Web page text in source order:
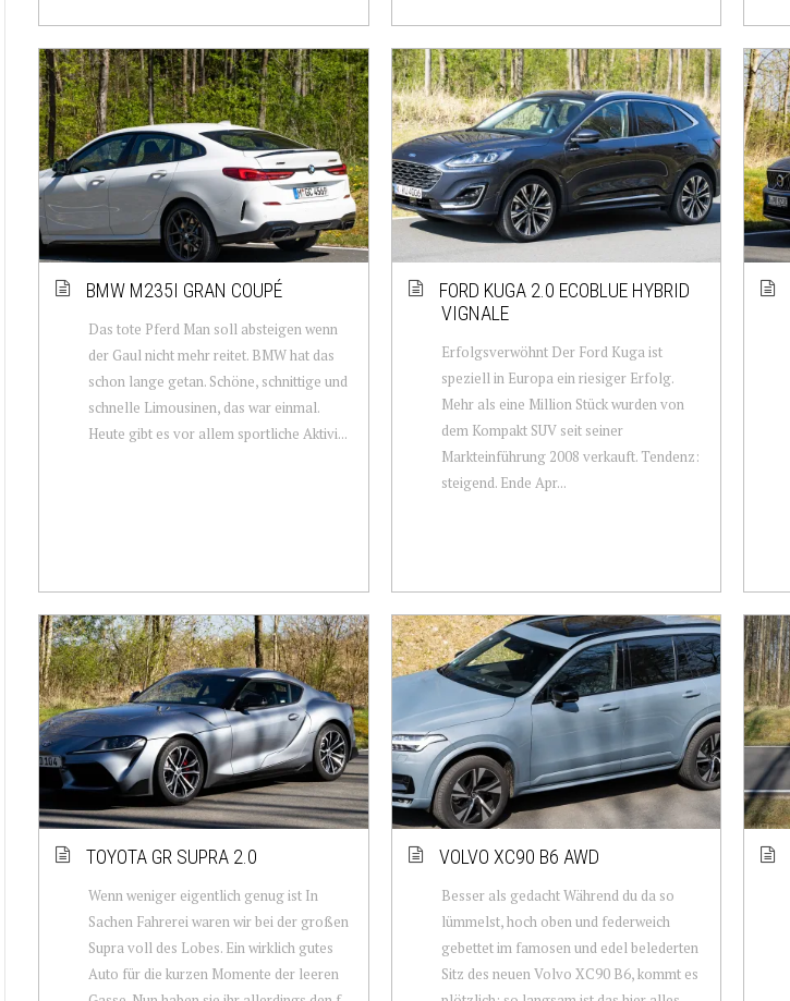
BMW M235I GRAN COUPÉ
Das tote Pferd Man soll absteigen wenn
der Gaul nicht mehr reitet. BMW hat das
schon lange getan. Schöne, schnittige und
schnelle Limousinen, das war einmal.
Heute gibt es vor allem sportliche Aktivi...
FORD KUGA 2.0 ECOBLUE HYBRID
VIGNALE
Erfolgsverwöhnt Der Ford Kuga ist
speziell in Europa ein riesiger Erfolg.
Mehr als eine Million Stück wurden von
dem Kompakt SUV seit seiner
Markteinführung 2008 verkauft. Tendenz:
steigend. Ende Apr...
TOYOTA GR SUPRA 2.0
Wenn weniger eigentlich genug ist In
Sachen Fahrerei waren wir bei der großen
Supra voll des Lobes. Ein wirklich gutes
Auto für die kurzen Momente der leeren
VOLVO XC90 B6 AWD
Besser als gedacht Während du da so
lümmelst, hoch oben und federweich
gebettet im famosen und edel belederten
Sitz des neuen Volvo XC90 B6, kommt es